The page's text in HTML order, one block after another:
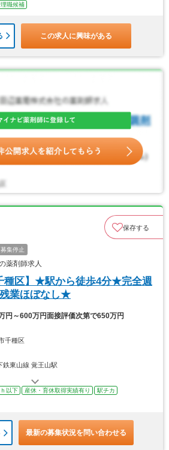
職候補
この求人に興味がある
保存する
募集停止
薬剤師求人
種区】★駅から徒歩4分★完全週
業ほぼなし★
円～600万円面接評価次第で650万円
千種区
鉄東山線 覚王山駅
以下 産休・育休取得実績有り
駅チカ
最新の募集状況を問い合わせる